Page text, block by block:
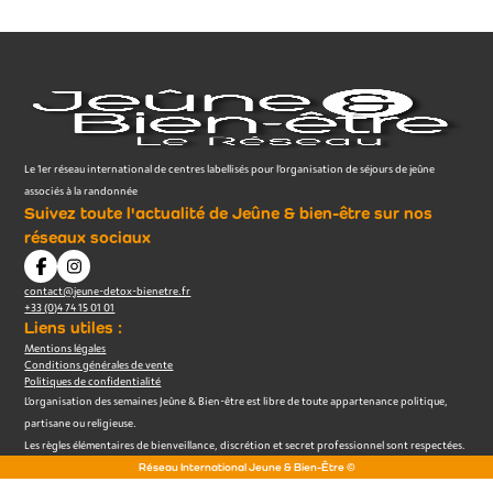
Le 1er réseau international de centres labellisés pour l’organisation de séjours de jeûne
associés à la randonnée
Suivez toute l'actualité de Jeûne & bien-être sur nos
réseaux sociaux
contact@jeune-detox-bienetre.fr
+33 (0)4 74 15 01 01
Liens utiles :
Mentions légales
Conditions générales de vente
Politiques de confidentialité
L’organisation des semaines Jeûne & Bien-être est libre de toute appartenance politique,
partisane ou religieuse.
Les règles élémentaires de bienveillance, discrétion et secret professionnel sont respectées.
Réseau International Jeune & Bien-Être ©